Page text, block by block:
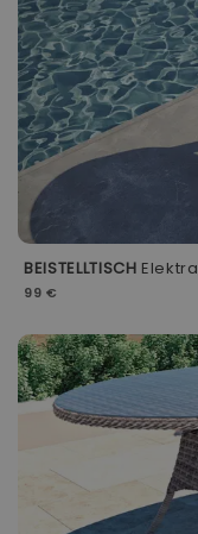
BEISTELLTISCH Elektra
99 €